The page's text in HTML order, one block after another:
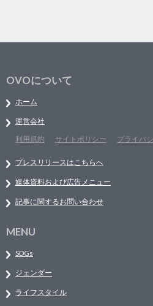
OVOについて
ホーム
運営会社
利用規約
サイトポリシー プライバ
プレスリリースはこちらへ
媒体資料および広告メニュー
記事に関するお問い合わせ
MENU
SDGs
ジェンダー
ライフスタイル